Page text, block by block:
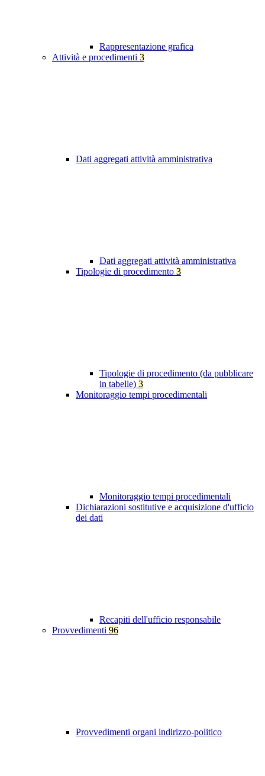
Rappresentazione grafica
Attività e procedimenti 3
Dati aggregati attività amministrativa
Dati aggregati attività amministrativa
Tipologie di procedimento 3
Tipologie di procedimento (da pubblicare
in tabelle) 3
Monitoraggio tempi procedimentali
Monitoraggio tempi procedimentali
Dichiarazioni sostitutive e acquisizione d'ufficio
dei dati
Recapiti dell'ufficio responsabile
Provvedimenti 96
Provvedimenti organi indirizzo-politico